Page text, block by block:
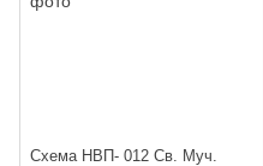
Схема НВП- 012 Св. Муч.